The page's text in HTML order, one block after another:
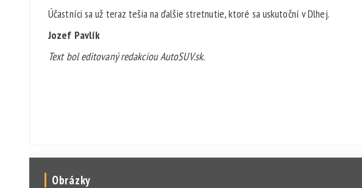
Účastníci sa už teraz tešia na ďalšie stretnutie, ktoré sa uskutoční v Dlhej.
Jozef Pavlík
Text bol editovaný redakciou AutoSUV.sk.
Obrázky